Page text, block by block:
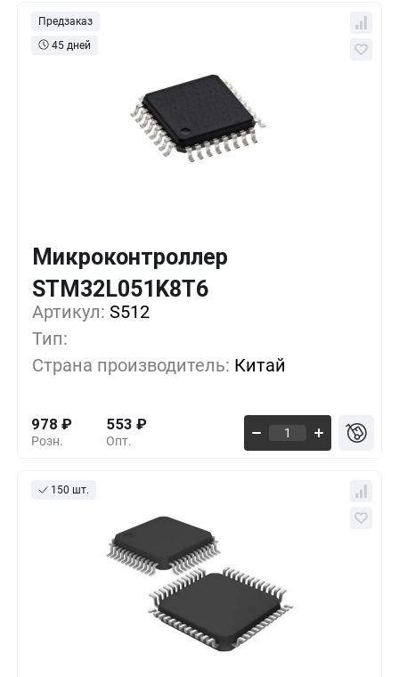
Предзаказ
45 дней
Микроконтроллер
STM32L051K8T6
Артикул: S512
Тип:
Страна производитель: Китай
Розн.
978 ₽
Опт.
553 ₽
10+ 0%
50+
100+ -34%
150 шт.